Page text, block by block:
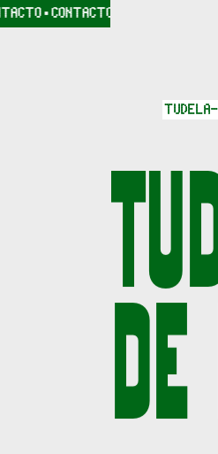
· CONTACTO · CONTACTO